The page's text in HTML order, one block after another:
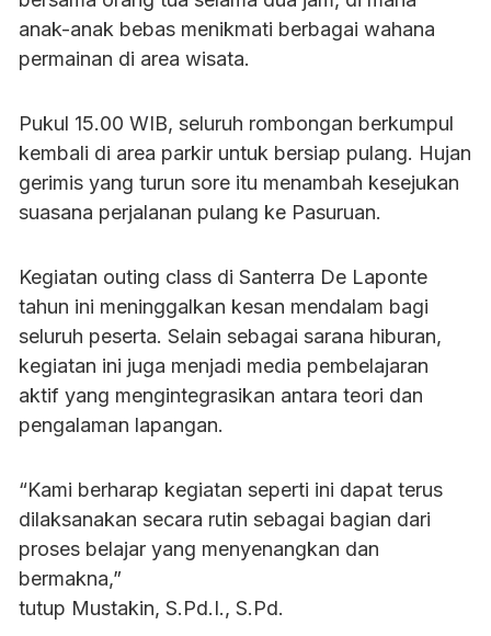
anak-anak bebas menikmati berbagai wahana
permainan di area wisata.
Pukul 15.00 WIB, seluruh rombongan berkumpul
kembali di area parkir untuk bersiap pulang. Hujan
gerimis yang turun sore itu menambah kesejukan
suasana perjalanan pulang ke Pasuruan.
Kegiatan outing class di Santerra De Laponte
tahun ini meninggalkan kesan mendalam bagi
seluruh peserta. Selain sebagai sarana hiburan,
kegiatan ini juga menjadi media pembelajaran
aktif yang mengintegrasikan antara teori dan
pengalaman lapangan.
“Kami berharap kegiatan seperti ini dapat terus
dilaksanakan secara rutin sebagai bagian dari
proses belajar yang menyenangkan dan
bermakna,”
tutup Mustakin, S.Pd.I., S.Pd.